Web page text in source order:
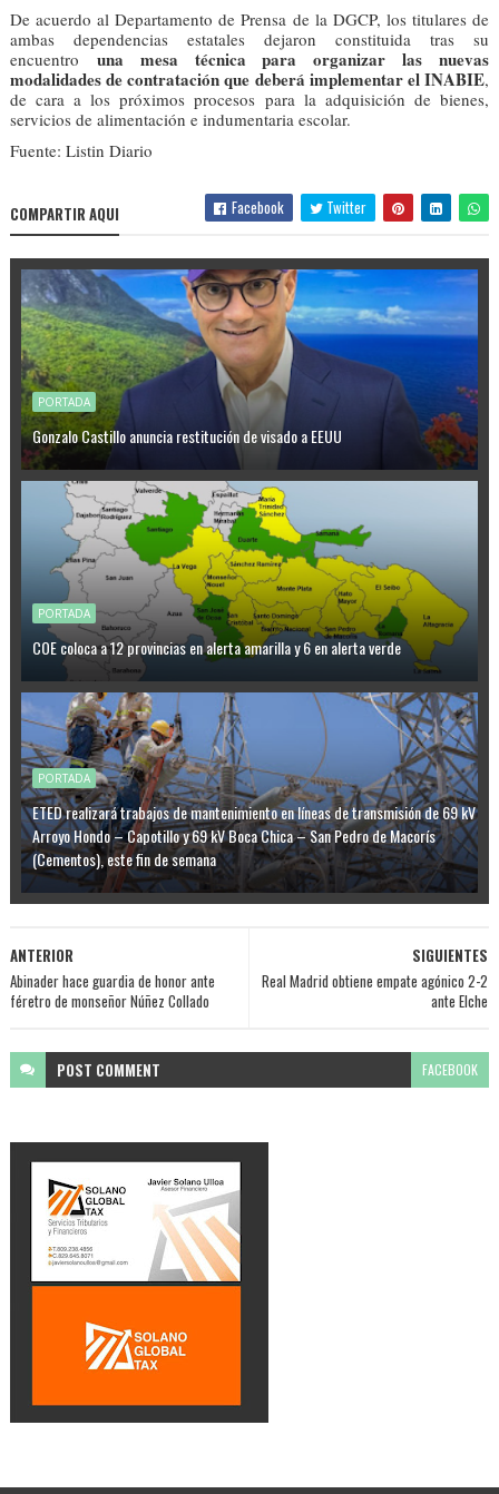
De acuerdo al Departamento de Prensa de la DGCP, los titulares de
ambas dependencias estatales dejaron constituida tras su
encuentro una mesa técnica para organizar las nuevas
modalidades de contratación que deberá implementar el INABIE,
de cara a los próximos procesos para la adquisición de bienes,
servicios de alimentación e indumentaria escolar.
Fuente: Listin Diario
COMPARTIR AQUI Facebook Twitter
PORTADA
Gonzalo Castillo anuncia restitución de visado a EEUU
PORTADA
COE coloca a 12 provincias en alerta amarilla y 6 en alerta verde
PORTADA
ETED realizará trabajos de mantenimiento en líneas de transmisión de 69 kV
Arroyo Hondo – Capotillo y 69 kV Boca Chica – San Pedro de Macorís
(Cementos), este fin de semana
SIGUIENTES
Real Madrid obtiene empate agónico 2-2
ante Elche
ANTERIOR
Abinader hace guardia de honor ante
féretro de monseñor Núñez Collado
POST COMMENT FACEBOOK